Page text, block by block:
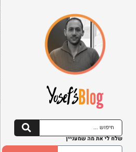
שלח לי את מה שמעניין